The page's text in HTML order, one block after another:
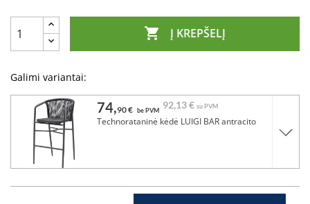
 Į KREPŠELĮ
Galimi variantai:
74,90 € be PVM 92,13 € su PVM
Technorataninė kėdė LUIGI BAR antracito